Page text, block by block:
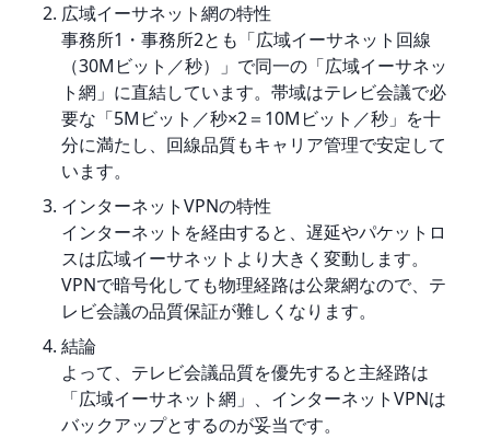
広域イーサネット網の特性
事務所1・事務所2とも「広域イーサネット回線
（30Mビット／秒）」で同一の「広域イーサネッ
ト網」に直結しています。帯域はテレビ会議で必
要な「5Mビット／秒×2＝10Mビット／秒」を十
分に満たし、回線品質もキャリア管理で安定して
います。
インターネットVPNの特性
インターネットを経由すると、遅延やパケットロ
スは広域イーサネットより大きく変動します。
VPNで暗号化しても物理経路は公衆網なので、テ
レビ会議の品質保証が難しくなります。
結論
よって、テレビ会議品質を優先すると主経路は
「広域イーサネット網」、インターネットVPNは
バックアップとするのが妥当です。